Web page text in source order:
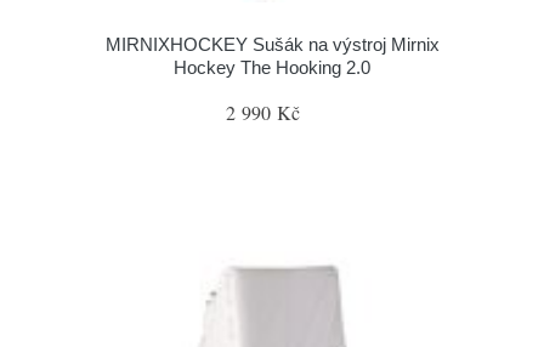
MIRNIXHOCKEY Sušák na výstroj Mirnix
Hockey The Hooking 2.0
2 990 Kč